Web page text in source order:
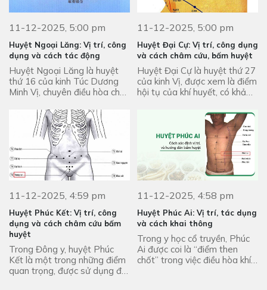
11-12-2025, 5:00 pm
Huyệt Ngoại Lăng: Vị trí, công
dụng và cách tác động
Huyệt Ngoại Lăng là huyệt
thứ 16 của kinh Túc Dương
Minh Vị, chuyên điều hòa chức
giúp lý khí tiêu trệ và giảm
đau bụng nhanh ...
11-12-2025, 5:00 pm
Huyệt Đại Cự: Vị trí, công dụng
và cách châm cứu, bấm huyệt
Huyệt Đại Cự là huyệt thứ 27
của kinh Vị, được xem là điểm
hội tụ của khí huyết, có khả
khảo bài viết ngay được ...
11-12-2025, 4:59 pm
Huyệt Phúc Kết: Vị trí, công
dụng và cách châm cứu bấm
huyệt
Trong Đông y, huyệt Phúc
Kết là một trong những điểm
quan trọng, được sử dụng để
11-12-2025, 4:58 pm
Huyệt Phúc Ai: Vị trí, tác dụng
và cách khai thông
Trong y học cổ truyền, Phúc
Ai được coi là “điểm then
chốt” trong việc điều hòa khí